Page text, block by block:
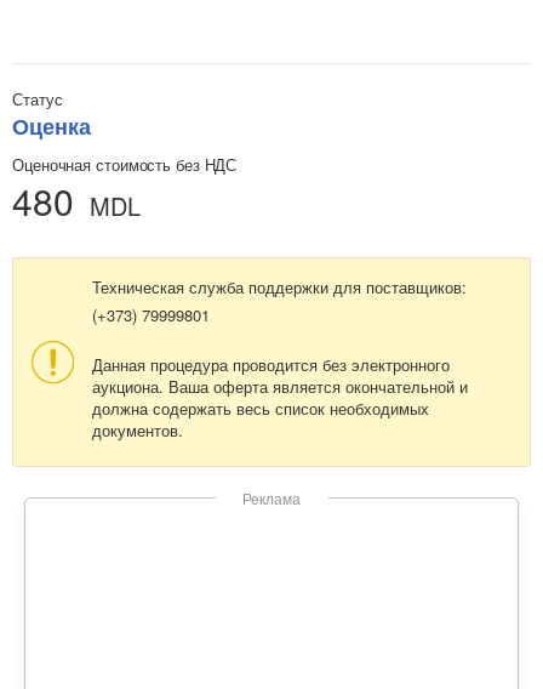
Статус
Оценка
Оценочная стоимость без НДС
480 MDL
Техническая служба поддержки для поставщиков:
(+373) 79999801
Данная процедура проводится без электронного
аукциона. Ваша оферта является окончательной и
должна содержать весь список необходимых
документов.
Реклама